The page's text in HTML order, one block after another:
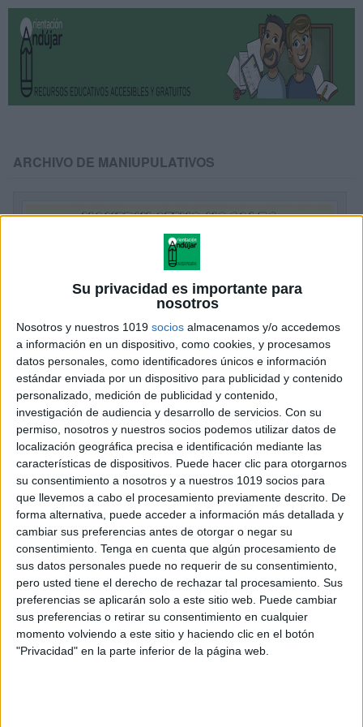
Su privacidad es importante para
nosotros
Nosotros y nuestros 1019 socios almacenamos y/o accedemos
a información en un dispositivo, como cookies, y procesamos
datos personales, como identificadores únicos e información
estándar enviada por un dispositivo para publicidad y contenido
personalizado, medición de publicidad y contenido,
investigación de audiencia y desarrollo de servicios. Con su
permiso, nosotros y nuestros socios podemos utilizar datos de
localización geográfica precisa e identificación mediante las
características de dispositivos. Puede hacer clic para otorgarnos
su consentimiento a nosotros y a nuestros 1019 socios para
que llevemos a cabo el procesamiento previamente descrito. De
forma alternativa, puede acceder a información más detallada y
cambiar sus preferencias antes de otorgar o negar su
consentimiento. Tenga en cuenta que algún procesamiento de
sus datos personales puede no requerir de su consentimiento,
pero usted tiene el derecho de rechazar tal procesamiento. Sus
preferencias se aplicarán solo a este sitio web. Puede cambiar
sus preferencias o retirar su consentimiento en cualquier
momento volviendo a este sitio y haciendo clic en el botón
"Privacidad" en la parte inferior de la página web.
ARCHIVO DE MANIUPULATIVOS
MANIPULATIVO DE VOCALES
Publicado el 28 mayo, 2020
Hola hoy os traigo un juego de las vocales. Son 5
paneles con 40 figuras. Se trata de poner las figuras
en sus paneles. El niñ@ dice la palabra y […]
SEGUIR LEYENDO
Buscar